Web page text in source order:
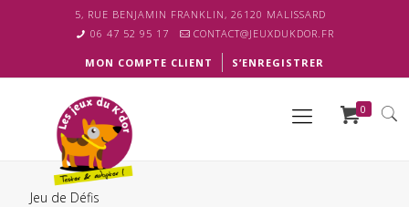
5, RUE BENJAMIN FRANKLIN, 26120 MALISSARD
06 47 52 95 17
CONTACT@JEUXDUKDOR.FR
MON COMPTE CLIENT S’ENREGISTRER
0
Jeu de Défis